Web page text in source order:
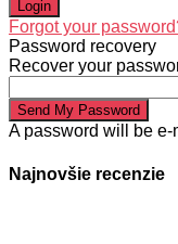
Forgot your
Password recovery
Recover your
A password will be e-
Najnovšie recenzie